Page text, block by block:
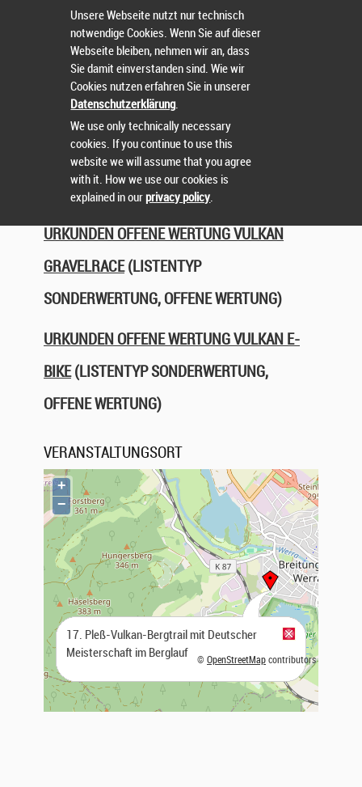
URKUNDEN OFFENE WERTUNG VULKAN
'HARD'(LISTENTYP SONDERWERTUNG,
OFFENE WERTUNG)
URKUNDEN OFFENE WERTUNG VULKAN
'MEDIUM'(LISTENTYP SONDERWERTUNG,
OFFENE WERTUNG)
URKUNDEN OFFENE WERTUNG VULKAN
GRAVELRACE(LISTENTYP
SONDERWERTUNG, OFFENE WERTUNG)
URKUNDEN OFFENE WERTUNG VULKAN E-
BIKE(LISTENTYP SONDERWERTUNG,
OFFENE WERTUNG)
VERANSTALTUNGSORT
17. Pleß-Vulkan-Bergtrail mit Deutscher
Meisterschaft im Berglauf
+
−
© OpenStreetMap contributors
Unsere Webseite nutzt nur technisch
notwendige Cookies. Wenn Sie auf dieser
Webseite bleiben, nehmen wir an, dass
Sie damit einverstanden sind. Wie wir
Cookies nutzen erfahren Sie in unserer
Datenschutzerklärung.
We use only technically necessary
cookies. If you continue to use this
website we will assume that you agree
with it. How we use our cookies is
explained in ourprivacy policy.